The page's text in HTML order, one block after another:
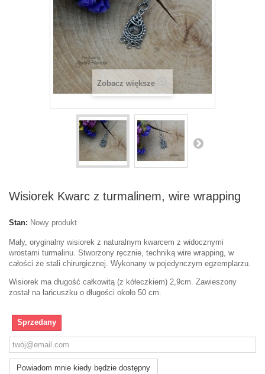
Zobacz większe
Wisiorek Kwarc z turmalinem, wire wrapping
Stan: Nowy produkt
Mały, oryginalny wisiorek z naturalnym kwarcem z widocznymi
wrostami turmalinu. Stworzony ręcznie, techniką wire wrapping, w
całości ze stali chirurgicznej. Wykonany w pojedynczym egzemplarzu.
Wisiorek ma długość całkowitą (z kółeczkiem) 2,9cm. Zawieszony
został na łańcuszku o długości około 50 cm.
Sprzedany
Powiadom mnie kiedy będzie dostępny